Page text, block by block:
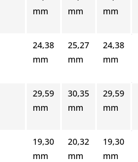
mm
mm
mm
24,38
mm
25,27
mm
24,38
mm
29,59
mm
30,35
mm
29,59
mm
19,30
mm
20,32
mm
19,30
mm